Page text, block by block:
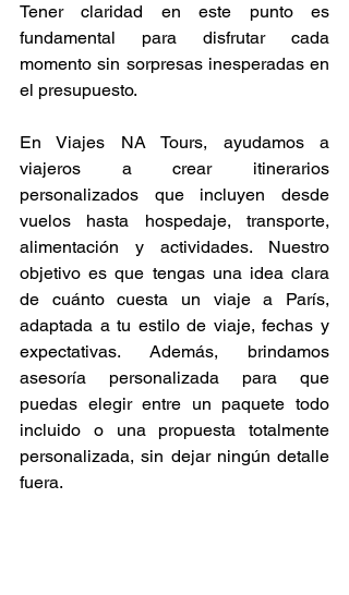
Tener claridad en este punto es
fundamental para disfrutar cada
momento sin sorpresas inesperadas en
el presupuesto.
En Viajes NA Tours, ayudamos a
viajeros a crear itinerarios
personalizados que incluyen desde
vuelos hasta hospedaje, transporte,
alimentación y actividades. Nuestro
objetivo es que tengas una idea clara
de cuánto cuesta un viaje a París,
adaptada a tu estilo de viaje, fechas y
expectativas. Además, brindamos
asesoría personalizada para que
puedas elegir entre un paquete todo
incluido o una propuesta totalmente
personalizada, sin dejar ningún detalle
fuera.